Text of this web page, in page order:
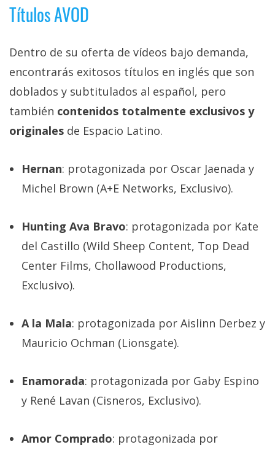
comunicación
digital donde
encontrarás
noticias sobre
tecnología,
móviles,
ordenadores,
apps,
videojuegos,
comparativas,
trucos y
El Grupo
Informático
(CC) 2006-
derechos
reservados
Títulos AVOD
Dentro de su oferta de vídeos bajo demanda,
encontrarás exitosos títulos en inglés que son
doblados y subtitulados al español, pero
también contenidos totalmente exclusivos y
originales de Espacio Latino.
Hernan: protagonizada por Oscar Jaenada y
Michel Brown (A+E Networks, Exclusivo).
Hunting Ava Bravo: protagonizada por Kate
del Castillo (Wild Sheep Content, Top Dead
Center Films, Chollawood Productions,
Exclusivo).
A la Mala: protagonizada por Aislinn Derbez y
Mauricio Ochman (Lionsgate).
Enamorada: protagonizada por Gaby Espino
y René Lavan (Cisneros, Exclusivo).
Amor Comprado: protagonizada por